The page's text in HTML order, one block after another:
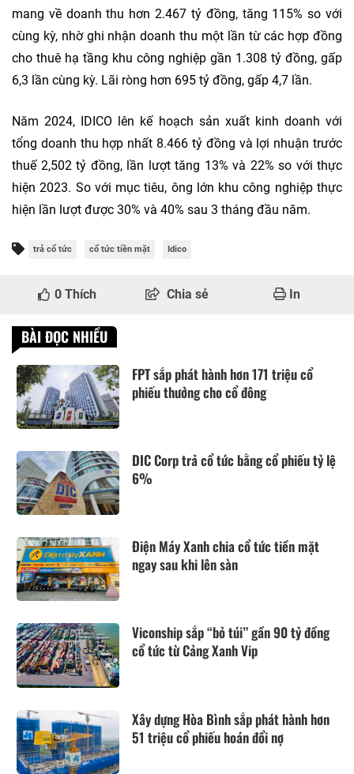
mang về doanh thu hơn 2.467 tỷ đồng, tăng 115% so với
cùng kỳ, nhờ ghi nhận doanh thu một lần từ các hợp đồng
cho thuê hạ tầng khu công nghiệp gần 1.308 tỷ đồng, gấp
6,3 lần cùng kỳ. Lãi ròng hơn 695 tỷ đồng, gấp 4,7 lần.
Năm 2024, IDICO lên kế hoạch sản xuất kinh doanh với
tổng doanh thu hợp nhất 8.466 tỷ đồng và lợi nhuận trước
thuế 2,502 tỷ đồng, lần lượt tăng 13% và 22% so với thực
hiện 2023. So với mục tiêu, ông lớn khu công nghiệp thực
hiện lần lượt được 30% và 40% sau 3 tháng đầu năm.
trả cổ tức cổ tức tiền mặt Idico
0 Thích Chia sẻ In
BÀI ĐỌC NHIỀU
FPT sắp phát hành hơn 171 triệu cổ
phiếu thưởng cho cổ đông
DIC Corp trả cổ tức bằng cổ phiếu tỷ lệ
6%
Điện Máy Xanh chia cổ tức tiền mặt
ngay sau khi lên sàn
Viconship sắp “bỏ túi” gần 90 tỷ đồng
cổ tức từ Cảng Xanh Vip
Xây dựng Hòa Bình sắp phát hành hơn
51 triệu cổ phiếu hoán đổi nợ